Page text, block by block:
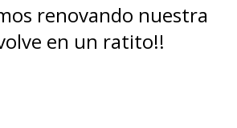
renovando nuestra
en un ratito!!